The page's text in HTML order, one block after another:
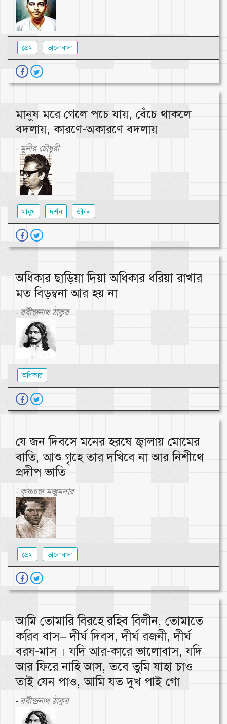
প্রেম ভালোবাসা
মানুষ মরে গেলে পচে যায়, বেঁচে থাকলে
বদলায়, কারণে-অকারণে বদলায়
- মুনীর চৌধুরী
মানুষ দর্শন জীবন
অধিকার ছাড়িয়া দিয়া অধিকার ধরিয়া রাখার
মত বিড়ম্বনা আর হয় না
- রবীন্দ্রনাথ ঠাকুর
অধিকার
যে জন দিবসে মনের হরষে জ্বালায় মোমের
বাতি, আশু গৃহে তার দখিবে না আর নিশীথে
প্রদীপ ভাতি
- কৃষ্ণচন্দ্র মজুমদার
প্রেম ভালোবাসা
আমি তোমারি বিরহে রহিব বিলীন, তোমাতে
করিব বাস– দীর্ঘ দিবস, দীর্ঘ রজনী, দীর্ঘ
বরষ-মাস । যদি আর-কারে ভালোবাস, যদি
আর ফিরে নাহি আস, তবে তুমি যাহা চাও
তাই যেন পাও, আমি যত দুখ পাই গো
- রবীন্দ্রনাথ ঠাকুর